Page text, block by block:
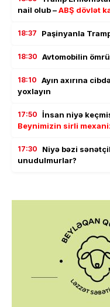
nail olub –ABŞ dövlət
18:37 Paşinyanla
18:30 Avtomobilin
18:10 Ayın axırına
yoxlayın
17:50 İnsan niyə
Beynimizin sirli
17:30
Niyə bəzi
unudulmurlar?